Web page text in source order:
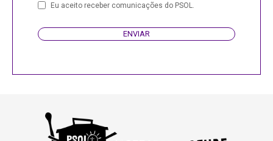
Eu aceito receber comunicações do PSOL.
ENVIAR